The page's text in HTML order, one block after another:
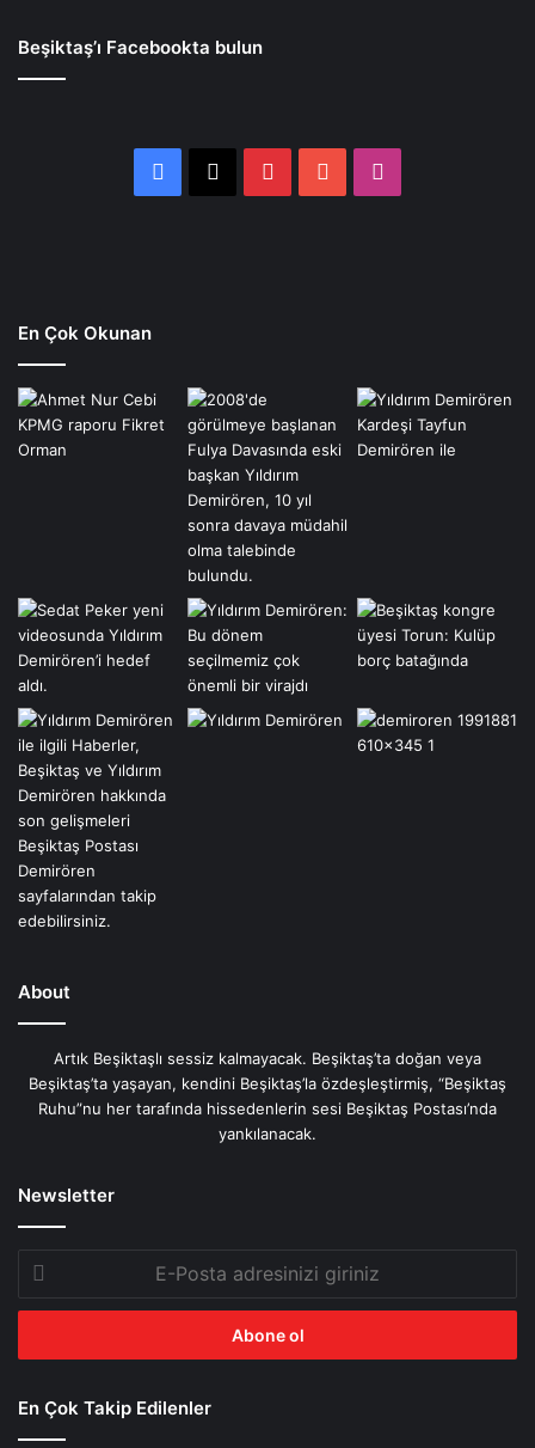
Beşiktaş’ı Facebookta bulun
Facebook
X PinterestYouTube
En Çok Okunan
About
Artık Beşiktaşlı sessiz kalmayacak. Beşiktaş’ta doğan veya
Beşiktaş’ta yaşayan, kendini Beşiktaş’la özdeşleştirmiş, “Beşiktaş
Ruhu”nu her tarafında hissedenlerin sesi Beşiktaş Postası’nda
yankılanacak.
Newsletter
Posta
adresinizi
En Çok Takip Edilenler